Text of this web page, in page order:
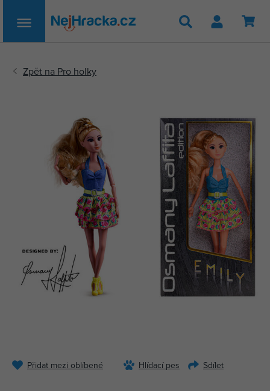
Hledat
Přidat mezi oblíbené Hlídací pes Sdílet